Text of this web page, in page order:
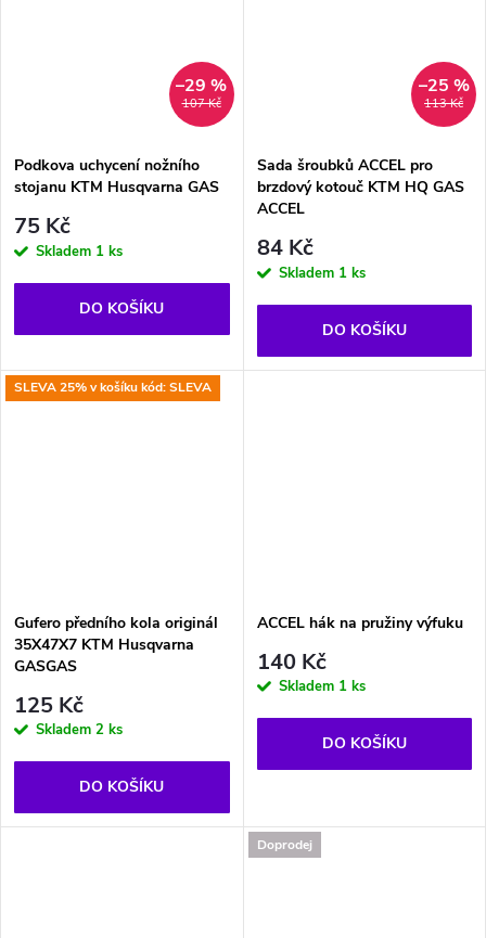
107 Kč
–29 %
Podkova uchycení nožního
stojanu KTM Husqvarna GAS
75 Kč
Skladem 1 ks
DO KOŠÍKU
113 Kč
–25 %
Sada šroubků ACCEL pro
brzdový kotouč KTM HQ GAS
ACCEL
84 Kč
Skladem 1 ks
DO KOŠÍKU
SLEVA 25% v košíku kód: SLEVA
Gufero předního kola originál
35X47X7 KTM Husqvarna
GASGAS
125 Kč
Skladem 2 ks
DO KOŠÍKU
ACCEL hák na pružiny výfuku
140 Kč
Skladem 1 ks
DO KOŠÍKU
Doprodej